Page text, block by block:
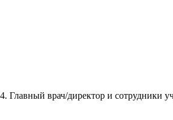
Главный врач/директор и сотрудники